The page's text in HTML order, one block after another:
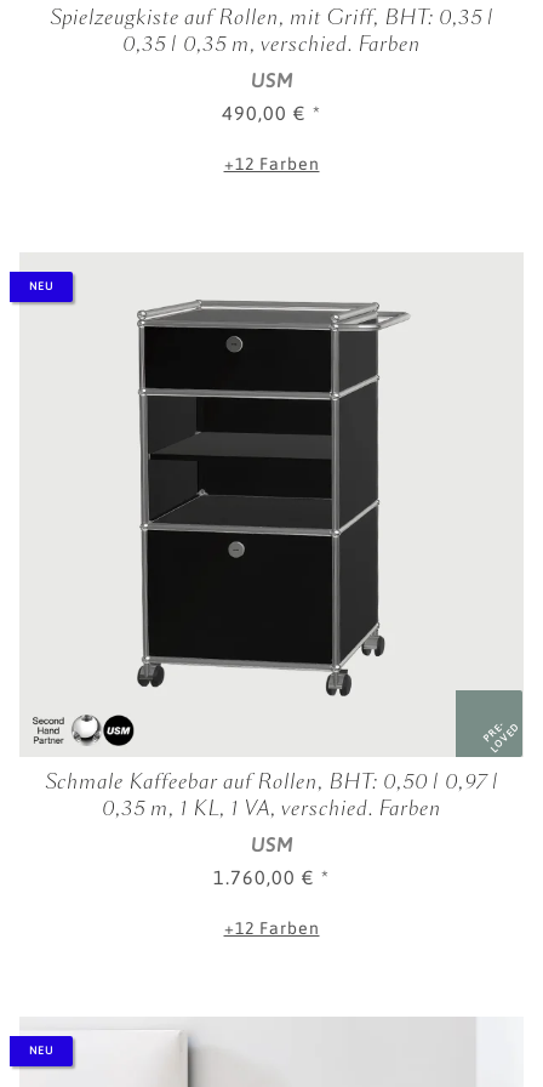
Spielzeugkiste auf Rollen, mit Griff, BHT: 0,35 |
0,35 | 0,35 m, verschied. Farben
USM
490,00 € *
+12 Farben
NEU
PRE-
LOVED
Schmale Kaffeebar auf Rollen, BHT: 0,50 | 0,97 |
0,35 m, 1 KL, 1 VA, verschied. Farben
USM
1.760,00 € *
+12 Farben
NEU